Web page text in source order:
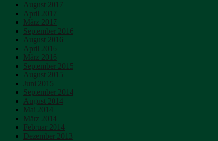
August 2017
April 2017
März 2017
September 2016
August 2016
April 2016
März 2016
September 2015
August 2015
Juni 2015
September 2014
August 2014
Mai 2014
März 2014
Februar 2014
Dezember 2013